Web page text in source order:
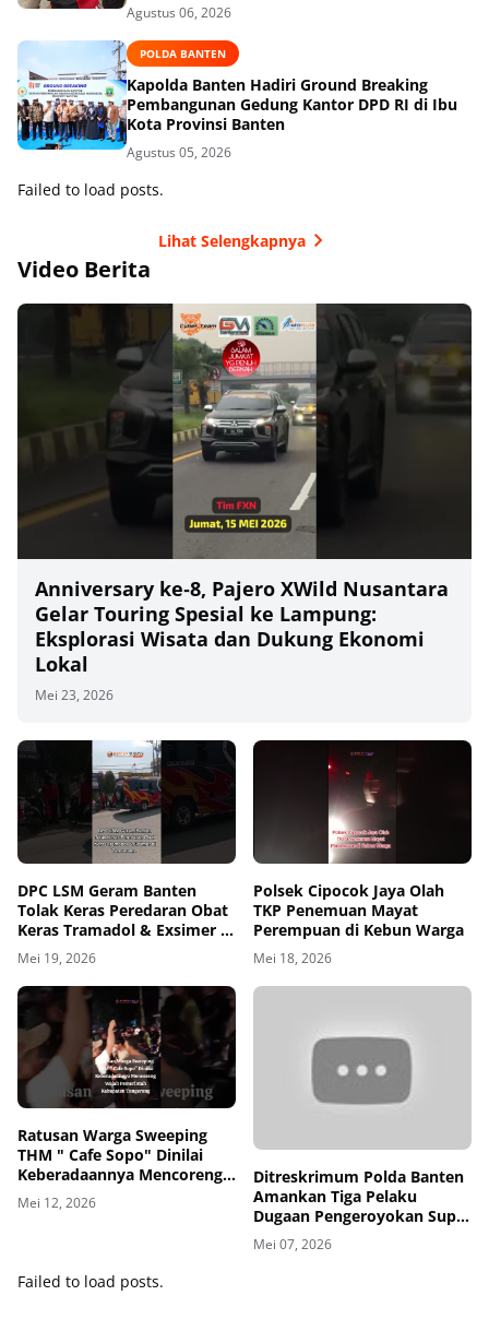
Agustus 06, 2026
POLDA BANTEN
Kapolda Banten Hadiri Ground Breaking
Pembangunan Gedung Kantor DPD RI di Ibu
Kota Provinsi Banten
Agustus 05, 2026
Failed to load posts.
Lihat Selengkapnya
Video Berita
Anniversary ke‑8, Pajero XWild Nusantara
Gelar Touring Spesial ke Lampung:
Eksplorasi Wisata dan Dukung Ekonomi
Lokal
Mei 23, 2026
DPC LSM Geram Banten
Tolak Keras Peredaran Obat
Keras Tramadol & Exsimer di
Tangerang
Mei 19, 2026
Polsek Cipocok Jaya Olah
TKP Penemuan Mayat
Perempuan di Kebun Warga
Mei 18, 2026
Ratusan Warga Sweeping
THM " Cafe Sopo" Dinilai
Keberadaannya Mencoreng
Wajah Pemerintah
Kabupaten Tangerang
Mei 12, 2026
Ditreskrimum Polda Banten
Amankan Tiga Pelaku
Dugaan Pengeroyokan Supir
di Toll
Mei 07, 2026
Failed to load posts.